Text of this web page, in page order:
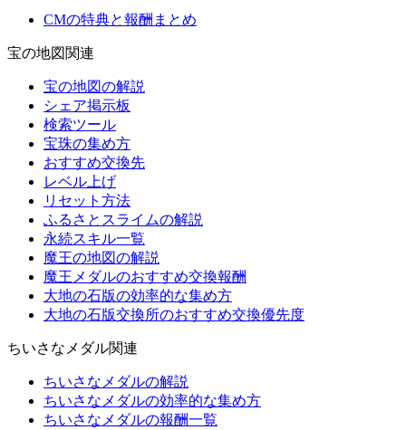
CMの特典と報酬まとめ
宝の地図関連
宝の地図の解説
シェア掲示板
検索ツール
宝珠の集め方
おすすめ交換先
レベル上げ
リセット方法
ふるさとスライムの解説
永続スキル一覧
魔王の地図の解説
魔王メダルのおすすめ交換報酬
大地の石版の効率的な集め方
大地の石版交換所のおすすめ交換優先度
ちいさなメダル関連
ちいさなメダルの解説
ちいさなメダルの効率的な集め方
ちいさなメダルの報酬一覧